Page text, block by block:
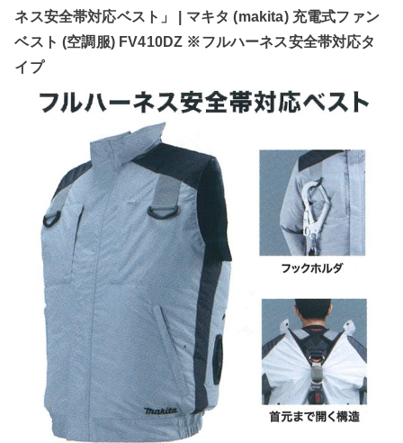
ネス安全帯対応ベスト」 | マキタ (makita) 充電式ファン
ベスト (空調服) FV410DZ ※フルハーネス安全帯対応タ
イプ